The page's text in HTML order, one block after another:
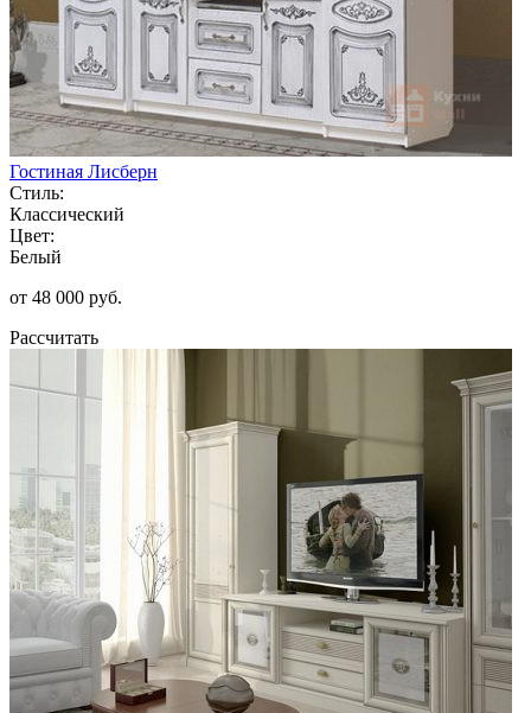
Гостиная Лисберн
Стиль:
Классический
Цвет:
Белый
от 48 000 руб.
Рассчитать